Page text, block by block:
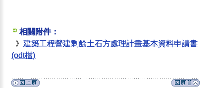
相關附件：
》建築工程營建剩餘土石方處理計畫基本資料申請書
(odt檔)